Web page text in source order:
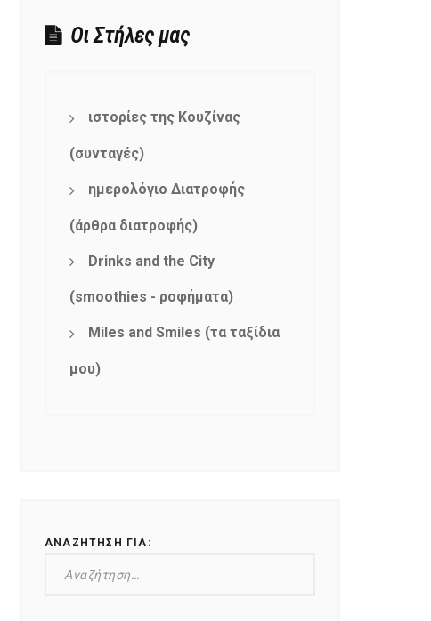
Οι Στήλες μας
ιστορίες της Κουζίνας
(συνταγές)
ημερολόγιο Διατροφής
(άρθρα διατροφής)
Drinks and the City
(smoothies - ροφήματα)
Miles and Smiles (τα ταξίδια
μου)
ΑΝΑΖΉΤΗΣΗ ΓΙΑ: